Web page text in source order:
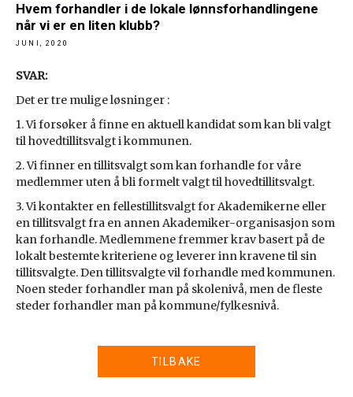
Hvem forhandler i de lokale lønnsforhandlingene
når vi er en liten klubb?
JUNI, 2020
SVAR:
Det er tre mulige løsninger :
1. Vi forsøker å finne en aktuell kandidat som kan bli valgt
til hovedtillitsvalgt i kommunen.
2. Vi finner en tillitsvalgt som kan forhandle for våre
medlemmer uten å bli formelt valgt til hovedtillitsvalgt.
3. Vi kontakter en fellestillitsvalgt for Akademikerne eller
en tillitsvalgt fra en annen Akademiker-organisasjon som
kan forhandle. Medlemmene fremmer krav basert på de
lokalt bestemte kriteriene og leverer inn kravene til sin
tillitsvalgte. Den tillitsvalgte vil forhandle med kommunen.
Noen steder forhandler man på skolenivå, men de fleste
steder forhandler man på kommune/fylkesnivå.
TILBAKE